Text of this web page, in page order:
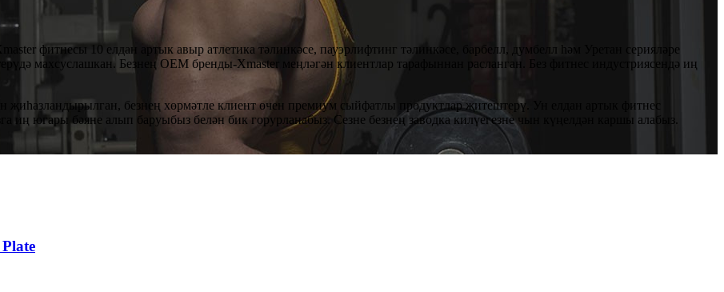
фитнесы 10 елдан артык авыр атлетика тәлинкәсе, пауэрлифтинг тәлинкәсе, барбелл, думбелл һәм Уретан серияләре
махсуслашкан. Безнең OEM бренды-Xmaster меңләгән клиентлар тарафыннан расланган. Без фитнес индустриясендә иң
җиһазландырылган, безнең хөрмәтле клиент өчен премиум сыйфатлы продуктлар җитештерү. Ун елдан артык фитнес
иң югары бәяне алып баруыбыз белән бик горурланабыз. Сезне безнең заводка килүегезне чын күңелдән каршы алабыз.